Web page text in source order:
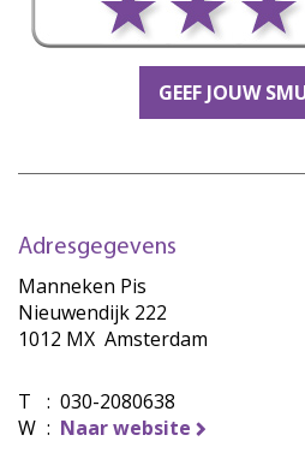
GEEF JOUW
Adresgegevens
Manneken Pis
Nieuwendijk 222
1012 MX Amsterdam
T : 030-2080638
W : Naar website